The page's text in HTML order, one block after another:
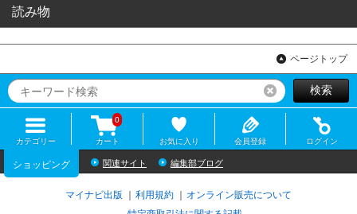
読み物
ページトップ
リセット検索
カテゴリー カート
0
お気に入り 会員登録 ログイン
ショッピング 関連サイト 編集部ブログ
マイナビ出版 利用規約
オンライン販売について